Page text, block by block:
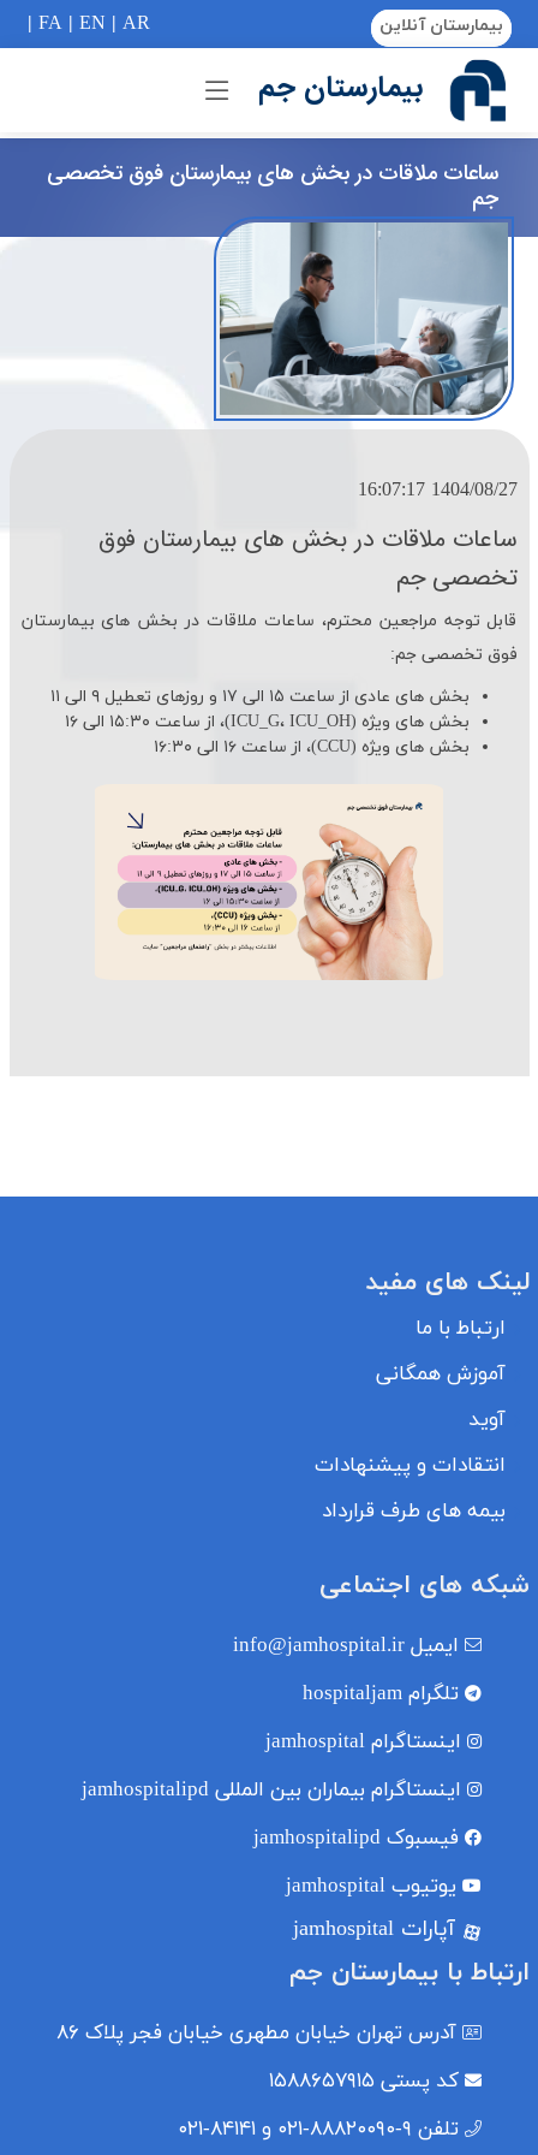
FA| EN | AR
| بیمارستان آنلاین
if (Model != null) {
بیمارستان جم
ساعات ملاقات در بخش های بیمارستان فوق تخصصی
جم
1404/08/27 16:07:17
ساعات ملاقات در بخش های بیمارستان فوق
تخصصی جم
قابل توجه مراجعین محترم، ساعات ملاقات در بخش های بیمارستان
فوق تخصصی جم:
بخش های عادی از ساعت ۱۵ الی ۱۷ و روزهای تعطیل ۹ الی ۱۱
بخش های ویژه (ICU_G، ICU_OH)، از ساعت ۱۵:۳۰ الی ۱۶
بخش های ویژه (CCU)، از ساعت ۱۶ الی ۱۶:۳۰
لینک های مفید
ارتباط با ما
آموزش همگانی
آوید
انتقادات و پیشنهادات
بیمه های طرف قرارداد
شبکه های اجتماعی
ایمیل info@jamhospital.ir
تلگرام hospitaljam
اینستاگرام jamhospital
اینستاگرام بیماران بین المللی jamhospitalipd
فیسبوک jamhospitalipd
یوتیوب jamhospital
آپارات jamhospital
ارتباط با بیمارستان جم
آدرس تهران خیابان مطهری خیابان فجر پلاک ۸۶
کد پستی
تلفن